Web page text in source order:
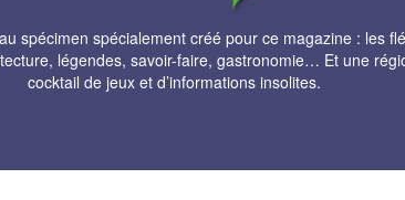
spécimen spécialement créé pour ce magazine : les
légendes, savoir-faire, gastronomie… Et une
cocktail de jeux et d’informations insolites.